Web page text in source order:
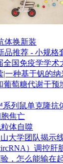
体换新装
品推荐 - 小规格
全国免疫学学术
|一种基于钒的
葡萄糖代谢干预
列鼠单克隆抗
焦亡
体自噬
大学团队揭示
）调控肝
，怎么能输在